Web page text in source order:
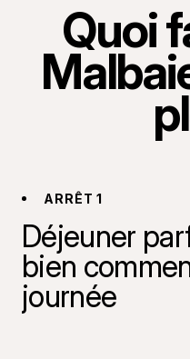
Quoi
ARRÊT 1
Déjeuner
bien
journée